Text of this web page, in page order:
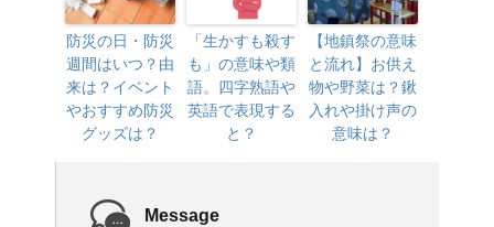
防災の日・防災
週間はいつ？由
来は？イベント
やおすすめ防災
グッズは？
「生かすも殺す
も」の意味や類
語。四字熟語や
英語で表現する
と？
【地鎮祭の意味
と流れ】お供え
物や野菜は？鍬
入れや掛け声の
意味は？
Message